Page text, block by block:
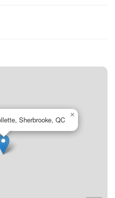
Sherbrooke, QC
×